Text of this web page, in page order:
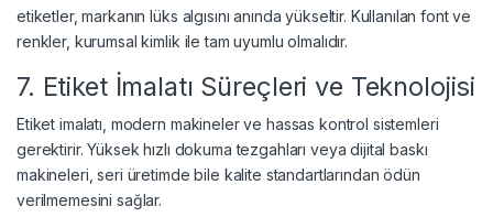
etiketler, markanın lüks algısını anında yükseltir. Kullanılan font ve
renkler, kurumsal kimlik ile tam uyumlu olmalıdır.
7. Etiket İmalatı Süreçleri ve Teknolojisi
Etiket imalatı, modern makineler ve hassas kontrol sistemleri
gerektirir. Yüksek hızlı dokuma tezgahları veya dijital baskı
makineleri, seri üretimde bile kalite standartlarından ödün
verilmemesini sağlar.